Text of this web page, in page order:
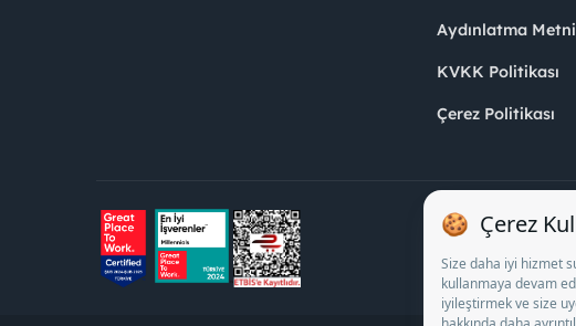
Aydınlatma Metni
KVKK Politikası
Çerez Politikası